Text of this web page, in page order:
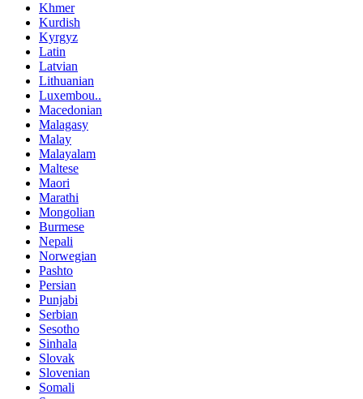
Khmer
Kurdish
Kyrgyz
Latin
Latvian
Lithuanian
Luxembou..
Macedonian
Malagasy
Malay
Malayalam
Maltese
Maori
Marathi
Mongolian
Burmese
Nepali
Norwegian
Pashto
Persian
Punjabi
Serbian
Sesotho
Sinhala
Slovak
Slovenian
Somali